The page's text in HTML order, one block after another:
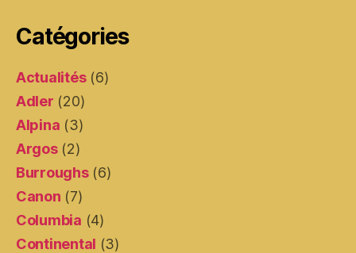
Catégories
Actualités(6)
Adler (20)
Alpina (3)
Argos(2)
Burroughs(6)
Canon (7)
Columbia (4)
Continental (3)